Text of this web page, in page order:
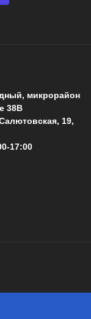
микрорайон
38В
19,
17:00